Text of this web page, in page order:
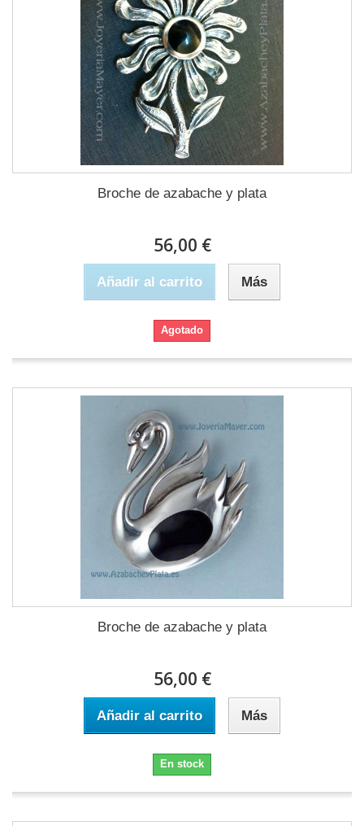
Broche de azabache y plata
56,00 €
Añadir al carrito Más
Agotado
Broche de azabache y plata
56,00 €
Añadir al carrito Más
En stock